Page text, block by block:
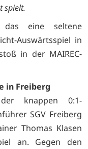
spielt.
eine seltene
Auswärtsspiel in
in der MAIREC-
in Freiberg
knappen 0:1-
SGV Freiberg
Thomas Klasen
an. Gegen den